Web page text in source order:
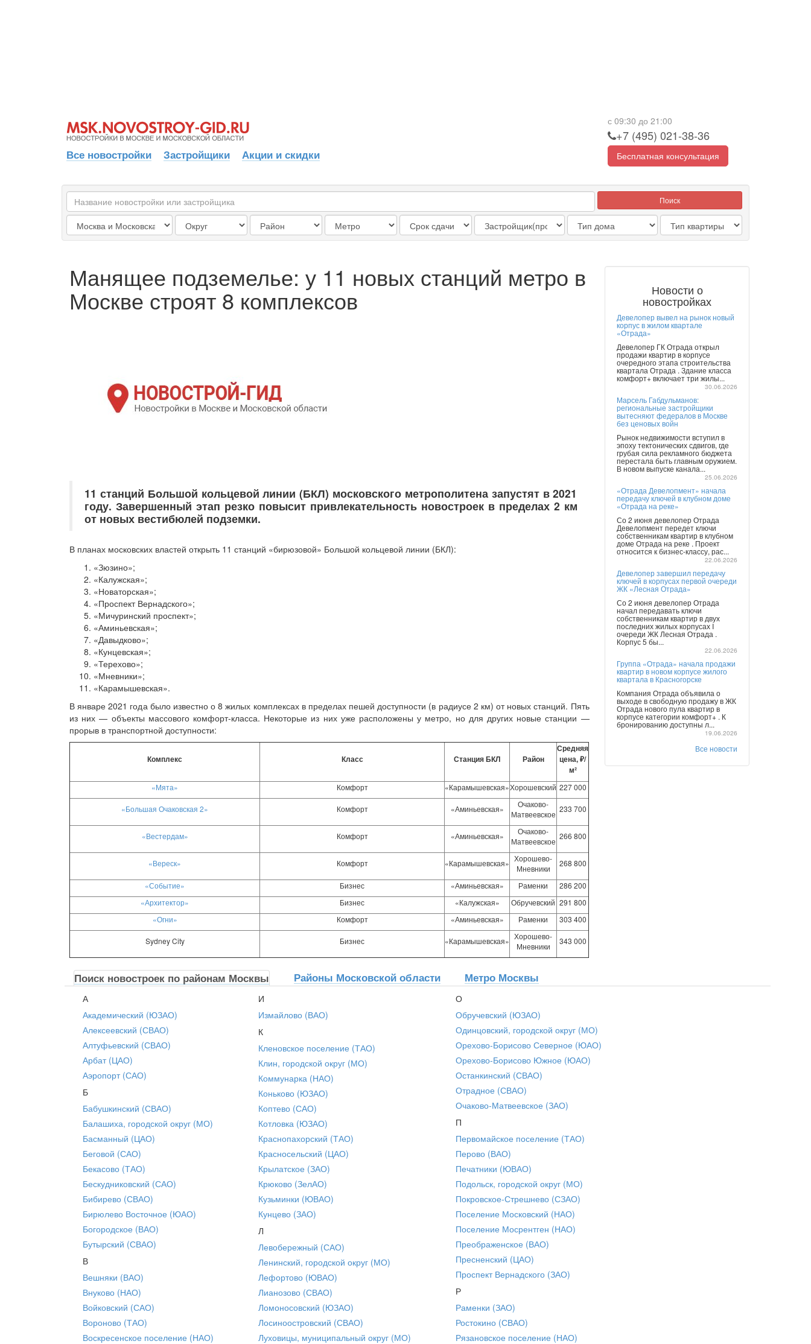
Все новостройки Застройщики Акции и скидки
с 09:30 до 21:00
+7 (495) 021-38-36
Бесплатная консультация
Поиск
Манящее подземелье: у 11 новых станций метро в
Москве строят 8 комплексов
11 станций Большой кольцевой линии (БКЛ) московского метрополитена запустят в 2021
году. Завершенный этап резко повысит привлекательность новостроек в пределах 2 км
от новых вестибюлей подземки.
В планах московских властей открыть 11 станций «бирюзовой» Большой кольцевой линии (БКЛ):
«Зюзино»;
«Калужская»;
«Новаторская»;
«Проспект Вернадского»;
«Мичуринский проспект»;
«Аминьевская»;
«Давыдково»;
«Кунцевская»;
«Терехово»;
«Мневники»;
«Карамышевская».
В январе 2021 года было известно о 8 жилых комплексах в пределах пешей доступности (в радиусе 2 км) от новых станций. Пять
из них — объекты массового комфорт-класса. Некоторые из них уже расположены у метро, но для других новые станции —
прорыв в транспортной доступности:
Комплекс Класс Станция БКЛ Район
Средняя
цена, ₽/
м²
«Мята» Комфорт «Карамышевская»Хорошевский 227 000
«Большая Очаковская 2» Комфорт «Аминьевская»
Очаково-
Матвеевское
233 700
«Вестердам» Комфорт «Аминьевская»
Очаково-
Матвеевское
266 800
«Вереск» Комфорт «Карамышевская» Хорошево-
Мневники
268 800
«Событие» Бизнес «Аминьевская» Раменки
286 200
«Архитектор»
Бизнес «Калужская» Обручевский 291 800
«Огни»
Комфорт «Аминьевская» Раменки 303 400
Sydney City Бизнес «Карамышевская» Хорошево-
Мневники
343 000
Новости о
новостройках
Девелопер вывел на рынок новый
корпус в жилом квартале
«Отрада»
Девелопер ГК Отрада открыл
продажи квартир в корпусе
очередного этапа строительства
квартала Отрада . Здание класса
комфорт+ включает три жилы...
30.06.2026
Марсель Габдульманов:
региональные застройщики
вытесняют федералов в Москве
без ценовых войн
Рынок недвижимости вступил в
эпоху тектонических сдвигов, где
грубая сила рекламного бюджета
перестала быть главным оружием.
В новом выпуске канала...
25.06.2026
«Отрада Девелопмент» начала
передачу ключей в клубном доме
«Отрада на реке»
Со 2 июня девелопер Отрада
Девелопмент передет ключи
собственникам квартир в клубном
доме Отрада на реке . Проект
относится к бизнес-классу, рас...
22.06.2026
Девелопер завершил передачу
ключей в корпусах первой очереди
ЖК «Лесная Отрада»
Со 2 июня девелопер Отрада
начал передавать ключи
собственникам квартир в двух
последних жилых корпусах I
очереди ЖК Лесная Отрада .
Корпус 5 бы...
22.06.2026
Группа «Отрада» начала продажи
квартир в новом корпусе жилого
квартала в Красногорске
Компания Отрада объявила о
выходе в свободную продажу в ЖК
Отрада нового пула квартир в
корпусе категории комфорт+ . К
бронированию доступны л...
19.06.2026
Все новости
Поиск новостроек по районам Москвы Районы Московской области Метро Москвы
А
Академический (ЮЗАО)
Алексеевский (СВАО)
Алтуфьевский (СВАО)
Арбат (ЦАО)
Аэропорт (САО)
Б
Бабушкинский (СВАО)
Балашиха, городской округ (МО)
Басманный (ЦАО)
Беговой (САО)
Бекасово (ТАО)
Бескудниковский (САО)
Бибирево (СВАО)
Бирюлево Восточное (ЮАО)
Богородское (ВАО)
Бутырский (СВАО)
В
Вешняки (ВАО)
Внуково (НАО)
Войковский (САО)
Вороново (ТАО)
Воскресенское поселение (НАО)
И
Измайлово (ВАО)
К
Кленовское поселение (ТАО)
Клин, городской округ (МО)
Коммунарка (НАО)
Коньково (ЮЗАО)
Коптево (САО)
Котловка (ЮЗАО)
Краснопахорский (ТАО)
Красносельский (ЦАО)
Крылатское (ЗАО)
Крюково (ЗелАО)
Кузьминки (ЮВАО)
Кунцево (ЗАО)
Л
Левобережный (САО)
Ленинский, городской округ (МО)
Лефортово (ЮВАО)
Лианозово (СВАО)
Ломоносовский (ЮЗАО)
Лосиноостровский (СВАО)
Луховицы, муниципальный округ (МО)
О
Обручевский (ЮЗАО)
Одинцовский, городской округ (МО)
Орехово-Борисово Северное (ЮАО)
Орехово-Борисово Южное (ЮАО)
Останкинский (СВАО)
Отрадное (СВАО)
Очаково-Матвеевское (ЗАО)
П
Первомайское поселение (ТАО)
Перово (ВАО)
Печатники (ЮВАО)
Подольск, городской округ (МО)
Покровское-Стрешнево (СЗАО)
Поселение Московский (НАО)
Поселение Мосрентген (НАО)
Преображенское (ВАО)
Пресненский (ЦАО)
Проспект Вернадского (ЗАО)
Р
Раменки (ЗАО)
Ростокино (СВАО)
Рязановское поселение (НАО)